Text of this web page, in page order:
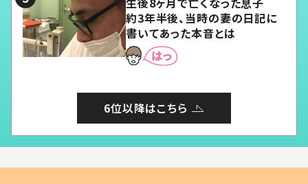
約3年半後、当時の妻の日記に
書いてあった本音とは
6位以降はこちら